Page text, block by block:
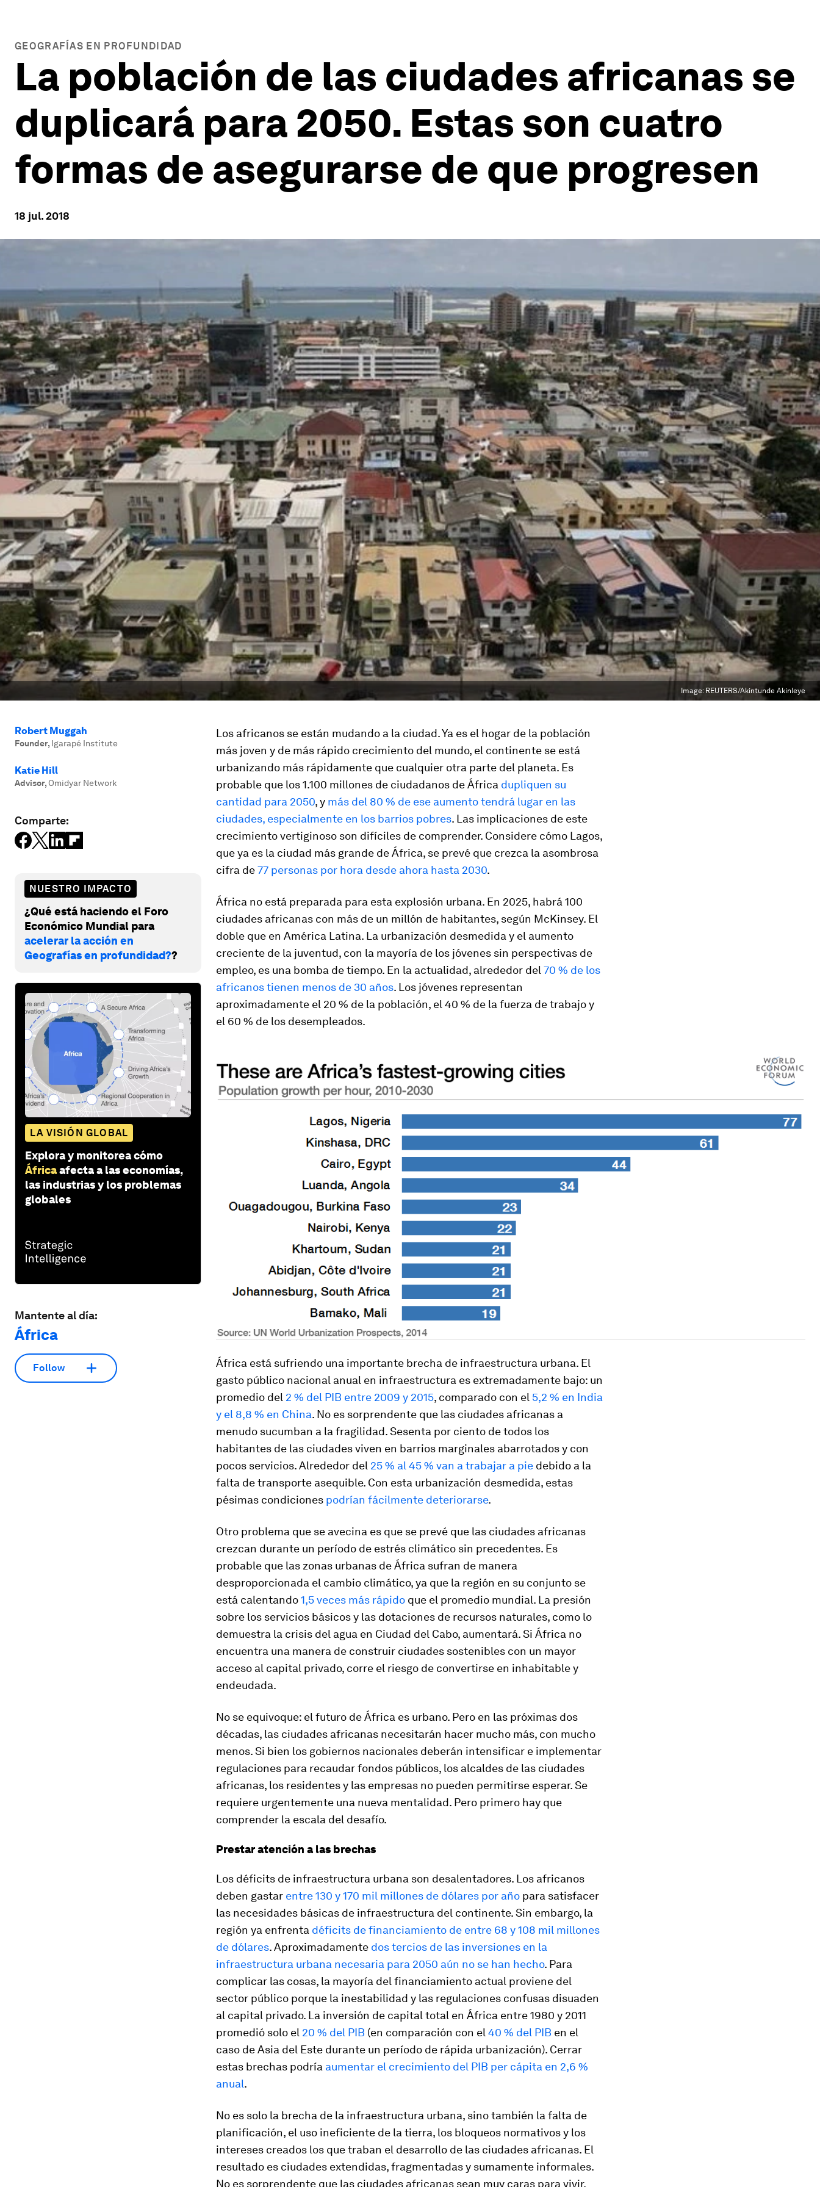
GEOGRAFÍAS EN PROFUNDIDAD
La población de las ciudades africanas se
duplicará para 2050. Estas son cuatro
formas de asegurarse de que progresen
18 jul. 2018
Image: REUTERS/Akintunde Akinleye
Robert Muggah
Founder, Igarapé Institute
Katie Hill
Advisor, Omidyar Network
Comparte:
NUESTRO IMPACTO
¿Qué está haciendo el Foro
Económico Mundial para
acelerar la acción en
Geografías en profundidad??
LA VISIÓN GLOBAL
Explora y monitorea cómo
Áfricaafecta a las economías,
las industrias y los problemas
globales
Mantente al día:
África
Follow
Los africanos se están mudando a la ciudad. Ya es el hogar de la población
más joven y de más rápido crecimiento del mundo, el continente se está
urbanizando más rápidamente que cualquier otra parte del planeta. Es
probable que los 1.100 millones de ciudadanos de África dupliquen su
cantidad para 2050, y más del 80 % de ese aumento tendrá lugar en las
ciudades, especialmente en los barrios pobres. Las implicaciones de este
crecimiento vertiginoso son difíciles de comprender. Considere cómo Lagos,
que ya es la ciudad más grande de África, se prevé que crezca la asombrosa
cifra de77 personas por hora desde ahora hasta 2030.
África no está preparada para esta explosión urbana. En 2025, habrá 100
ciudades africanas con más de un millón de habitantes, según McKinsey. El
doble que en América Latina. La urbanización desmedida y el aumento
creciente de la juventud, con la mayoría de los jóvenes sin perspectivas de
empleo, es una bomba de tiempo. En la actualidad, alrededor del 70 % de los
africanos tienen menos de 30 años. Los jóvenes representan
aproximadamente el 20 % de la población, el 40 % de la fuerza de trabajo y
el 60 % de los desempleados.
África está sufriendo una importante brecha de infraestructura urbana. El
gasto público nacional anual en infraestructura es extremadamente bajo: un
promedio del 2 % del PIB entre 2009 y 2015, comparado con el 5,2 % en India
y el 8,8 % en China. No es sorprendente que las ciudades africanas a
menudo sucumban a la fragilidad. Sesenta por ciento de todos los
habitantes de las ciudades viven en barrios marginales abarrotados y con
pocos servicios. Alrededor del 25 % al 45 % van a trabajar a pie debido a la
falta de transporte asequible. Con esta urbanización desmedida, estas
pésimas condiciones podrían fácilmente deteriorarse.
Otro problema que se avecina es que se prevé que las ciudades africanas
crezcan durante un período de estrés climático sin precedentes. Es
probable que las zonas urbanas de África sufran de manera
desproporcionada el cambio climático, ya que la región en su conjunto se
está calentando1,5 veces más rápido que el promedio mundial. La presión
sobre los servicios básicos y las dotaciones de recursos naturales, como lo
demuestra la crisis del agua en Ciudad del Cabo, aumentará. Si África no
encuentra una manera de construir ciudades sostenibles con un mayor
acceso al capital privado, corre el riesgo de convertirse en inhabitable y
endeudada.
No se equivoque: el futuro de África es urbano. Pero en las próximas dos
décadas, las ciudades africanas necesitarán hacer mucho más, con mucho
menos. Si bien los gobiernos nacionales deberán intensificar e implementar
regulaciones para recaudar fondos públicos, los alcaldes de las ciudades
africanas, los residentes y las empresas no pueden permitirse esperar. Se
requiere urgentemente una nueva mentalidad. Pero primero hay que
comprender la escala del desafío.
Prestar atención a las brechas
Los déficits de infraestructura urbana son desalentadores. Los africanos
deben gastar entre 130 y 170 mil millones de dólares por año para satisfacer
las necesidades básicas de infraestructura del continente. Sin embargo, la
región ya enfrenta déficits de financiamiento de entre 68 y 108 mil millones
de dólares. Aproximadamente dos tercios de las inversiones en la
infraestructura urbana necesaria para 2050 aún no se han hecho. Para
complicar las cosas, la mayoría del financiamiento actual proviene del
sector público porque la inestabilidad y las regulaciones confusas disuaden
al capital privado. La inversión de capital total en África entre 1980 y 2011
promedió solo el 20 % del PIB (en comparación con el 40 % del PIB en el
caso de Asia del Este durante un período de rápida urbanización). Cerrar
estas brechas podría aumentar el crecimiento del PIB per cápita en 2,6 %
anual.
No es solo la brecha de la infraestructura urbana, sino también la falta de
planificación, el uso ineficiente de la tierra, los bloqueos normativos y los
intereses creados los que traban el desarrollo de las ciudades africanas. El
resultado es ciudades extendidas, fragmentadas y sumamente informales.
No es sorprendente que las ciudades africanas sean muy caras para vivir.